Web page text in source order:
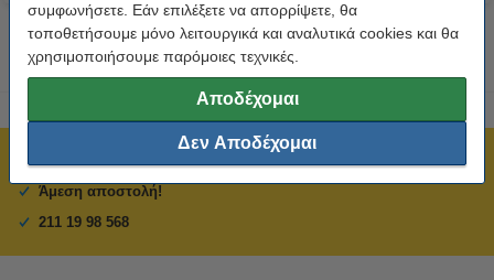
συμφωνήσετε. Εάν επιλέξετε να απορρίψετε, θα
τοποθετήσουμε μόνο λειτουργικά και αναλυτικά cookies και θα
χρησιμοποιήσουμε παρόμοιες τεχνικές.
Αποδέχομαι
Δεν Αποδέχομαι
Άμεση αποστολή!
211 19 98 568